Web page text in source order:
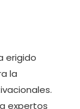
erigido
la
expertos